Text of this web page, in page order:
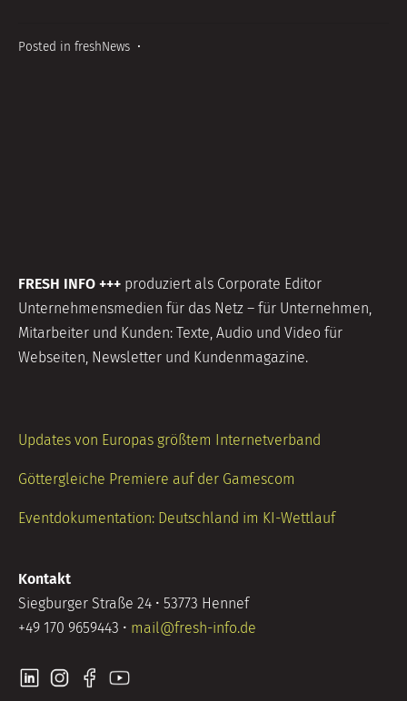
Posted in freshNews •
FRESH INFO +++ produziert als Corporate Editor
Unternehmensmedien für das Netz – für Unternehmen,
Mitarbeiter und Kunden: Texte, Audio und Video für
Webseiten, Newsletter und Kundenmagazine.
Updates von Europas größtem Internetverband
Göttergleiche Premiere auf der Gamescom
Eventdokumentation: Deutschland im KI-Wettlauf
Kontakt
Siegburger Straße 24 • 53773 Hennef
+49 170 9659443 • mail@fresh-info.de